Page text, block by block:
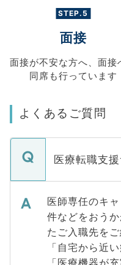
STEP.5
面接
面接が不安な方へ、 面接
同席も行っています
よくあるご質問
医療転職支
医師専任のキ
件などをおう
たご入職先を
「自宅から近